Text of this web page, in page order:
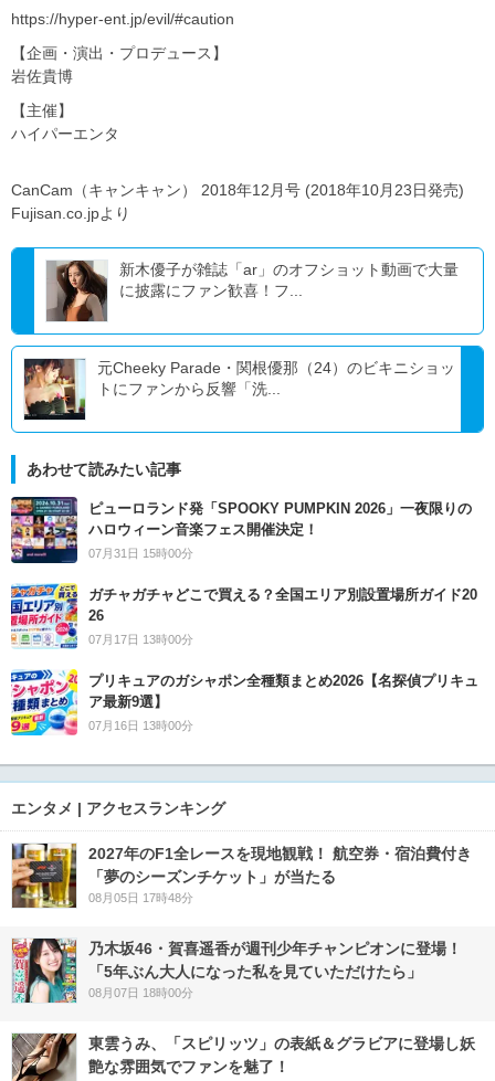
https://hyper-ent.jp/evil/#caution
【企画・演出・プロデュース】
岩佐貴博
【主催】
ハイパーエンタ
CanCam（キャンキャン） 2018年12月号 (2018年10月23日発売)
Fujisan.co.jpより
新木優子が雑誌「ar」のオフショット動画で大量
に披露にファン歓喜！フ...
元Cheeky Parade・関根優那（24）のビキニショッ
トにファンから反響「洗...
あわせて読みたい記事
ピューロランド発「SPOOKY PUMPKIN 2026」一夜限りの
ハロウィーン音楽フェス開催決定！
07月31日 15時00分
ガチャガチャどこで買える？全国エリア別設置場所ガイド20
26
07月17日 13時00分
プリキュアのガシャポン全種類まとめ2026【名探偵プリキュ
ア最新9選】
07月16日 13時00分
エンタメ | アクセスランキング
2027年のF1全レースを現地観戦！ 航空券・宿泊費付き
「夢のシーズンチケット」が当たる
08月05日 17時48分
乃木坂46・賀喜遥香が週刊少年チャンピオンに登場！
「5年ぶん大人になった私を見ていただけたら」
08月07日 18時00分
東雲うみ、「スピリッツ」の表紙＆グラビアに登場し妖
艶な雰囲気でファンを魅了！